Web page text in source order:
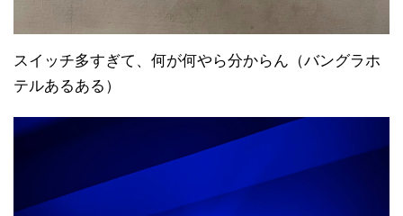
スイッチ多すぎて、何が何やら分からん（バングラホ
テルあるある）